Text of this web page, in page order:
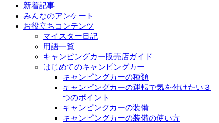
新着記事
みんなのアンケート
お役立ちコンテンツ
マイスター日記
用語一覧
キャンピングカー販売店ガイド
はじめてのキャンピングカー
キャンピングカーの種類
キャンピングカーの運転で気を付けたい３
つのポイント
キャンピングカーの装備
キャンピングカーの装備の使い方